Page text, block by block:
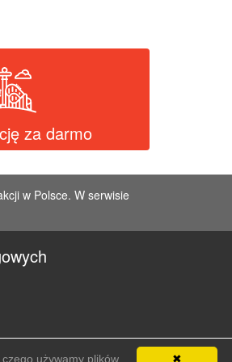
za darmo
w Polsce. W serwisie
✖
używamy plików